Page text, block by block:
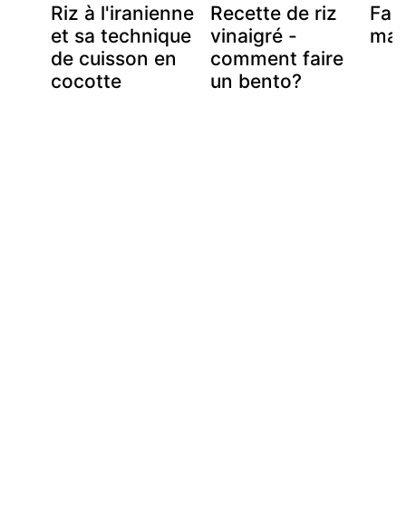
Riz à l'iranienne
et sa technique
de cuisson en
cocotte
Recette de riz
vinaigré -
comment faire
un bento?